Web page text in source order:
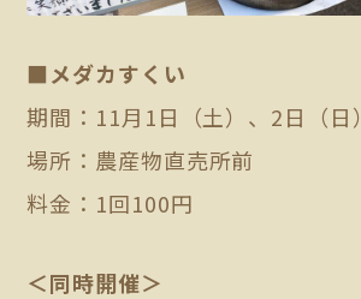
■メダカすくい
期間：11月1日（土）、2日（日）
場所：農産物直売所前
料金：1回100円
＜同時開催＞